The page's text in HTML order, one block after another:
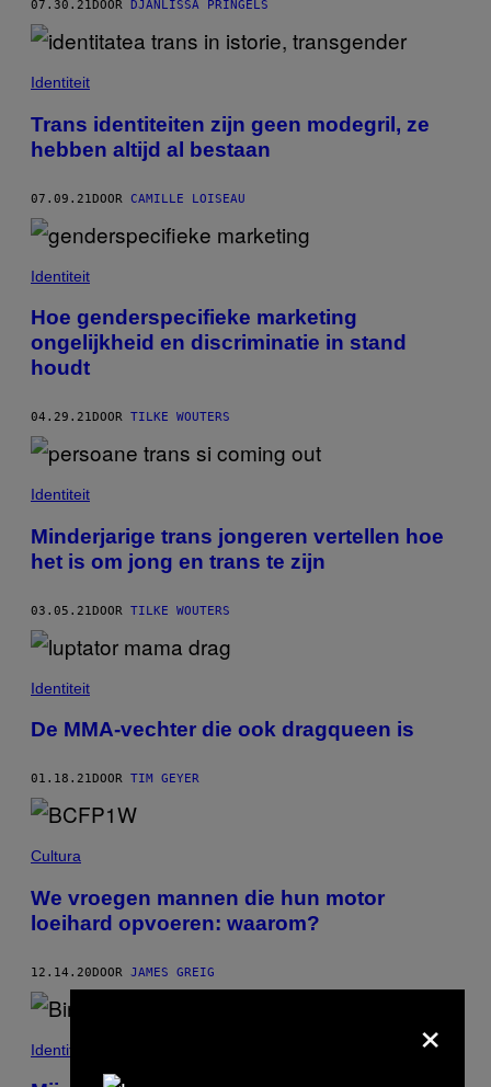
07.30.21 DOOR DJANLISSA PRINGELS
Identiteit
Trans identiteiten zijn geen modegril, ze
hebben altijd al bestaan
07.09.21DOOR CAMILLE LOISEAU
Identiteit
Hoe genderspecifieke marketing
ongelijkheid en discriminatie in stand
houdt
04.29.21 DOOR TILKE WOUTERS
Identiteit
Minderjarige trans jongeren vertellen hoe
het is om jong en trans te zijn
03.05.21DOOR TILKE WOUTERS
Identiteit
De MMA-vechter die ook dragqueen is
01.18.21 DOOR TIM GEYER
Cultura
We vroegen mannen die hun motor
loeihard opvoeren: waarom?
12.14.20DOOR JAMES GREIG
Identiteit ×